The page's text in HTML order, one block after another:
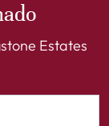
Estates